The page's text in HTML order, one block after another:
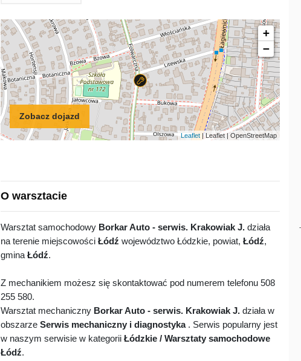
Zobacz dojazd
+
−
Leaflet | Leaflet | OpenStreetMap
O warsztacie
Warsztat samochodowy Borkar Auto - serwis. Krakowiak J. działa
na terenie miejscowości Łódź województwo Łódzkie, powiat, Łódź,
gmina Łódź.
Z mechanikiem możesz się skontaktować pod numerem telefonu 508
255 580.
Warsztat mechaniczny Borkar Auto - serwis. Krakowiak J. działa w
obszarze Serwis mechaniczny i diagnostyka. Serwis popularny jest
w naszym serwisie w kategorii Łódzkie / Warsztaty samochodowe
Łódź.